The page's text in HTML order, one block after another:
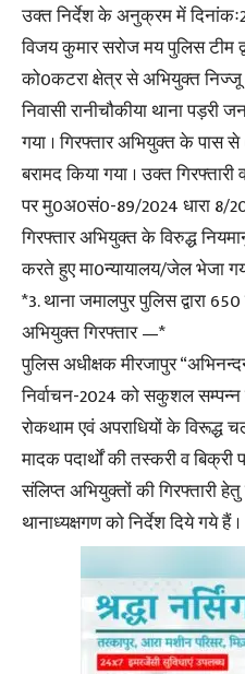
उक्त निर्देश के अनुक्रम में
विजय कुमार सरोज मय पुलिस टीम
को0कटरा क्षेत्र से अभियुक्त
निवासी रानीचौकीया थाना पड़री
गया । गिरफ्तार अभियुक्त के पास
बरामद किया गया । उक्त
पर मु0अ0सं0-89/2024 धारा 8/
गिरफ्तार अभियुक्त के विरुद्ध
करते हुए मा0न्यायालय/जेल भेजा
*3. थाना जमालपुर पुलिस द्वारा
अभियुक्त गिरफ्तार —*
पुलिस अधीक्षक मीरजापुर
निर्वाचन-2024 को सकुशल
रोकथाम एवं अपराधियों के विरूद्ध
मादक पदार्थों की तस्करी व
संलिप्त अभियुक्तों की गिरफ्तारी
थानाध्यक्षगण को निर्देश दिये गये हैं ।